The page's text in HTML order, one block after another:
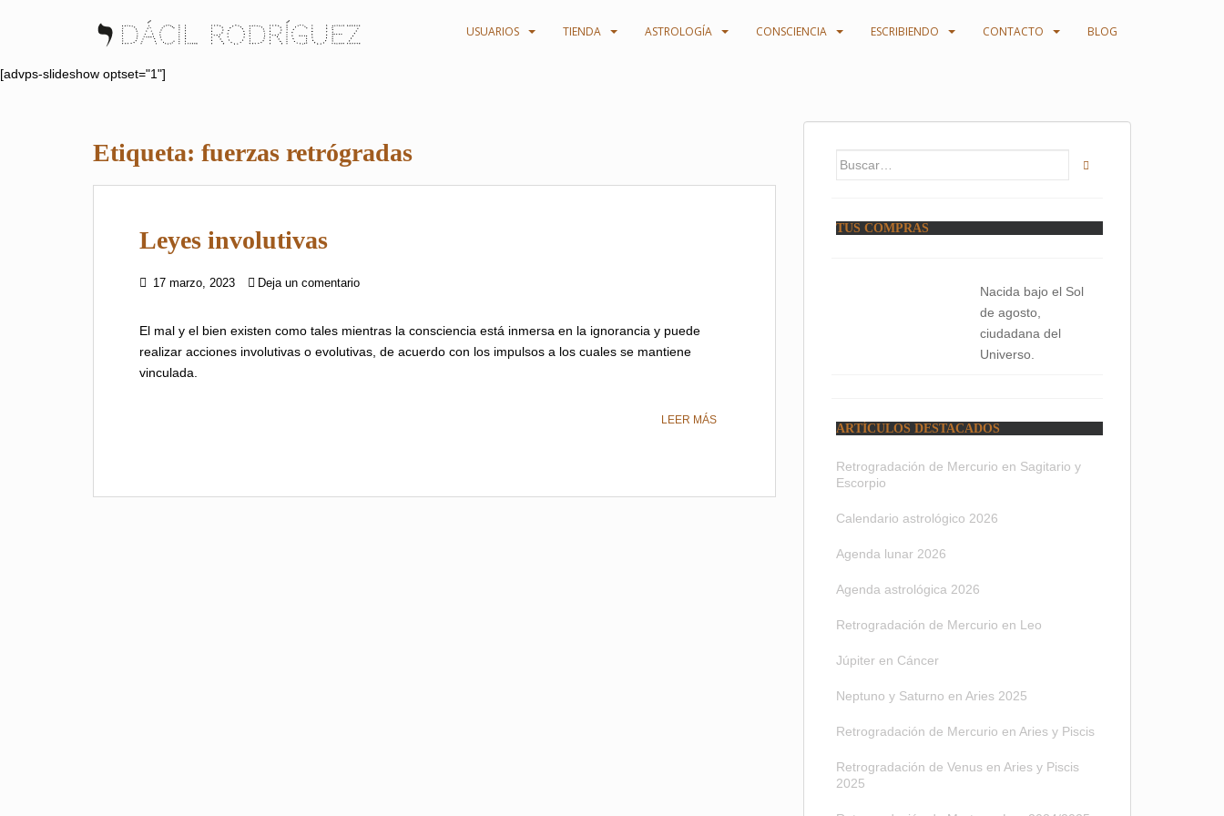
p
USUARIOS TIENDA ASTROLOGÍA CONSCIENCIA ESCRIBIENDO CONTACTO BLOG
[advps-slideshow optset="1"]
Etiqueta: fuerzas retrógradas
Leyes involutivas
17 marzo, 2023 Deja un comentario
El mal y el bien existen como tales mientras la consciencia está inmersa en la ignorancia y puede
realizar acciones involutivas o evolutivas, de acuerdo con los impulsos a los cuales se mantiene
vinculada.
LEER MÁS
Buscar:
TUS COMPRAS
Nacida bajo el Sol
de agosto,
ciudadana del
Universo.
ARTÍCULOS DESTACADOS
Retrogradación de Mercurio en Sagitario y
Escorpio
Calendario astrológico 2026
Agenda lunar 2026
Agenda astrológica 2026
Retrogradación de Mercurio en Leo
Júpiter en Cáncer
Neptuno y Saturno en Aries 2025
Retrogradación de Mercurio en Aries y Piscis
Retrogradación de Venus en Aries y Piscis
2025